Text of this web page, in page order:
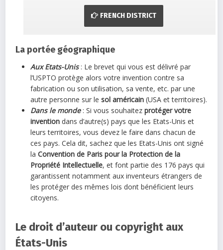
FRENCH DISTRICT
La portée géographique
Aux Etats-Unis : Le brevet qui vous est délivré par
l’USPTO protège alors votre invention contre sa
fabrication ou son utilisation, sa vente, etc. par une
autre personne sur lesol américain (USA et territoires).
Dans le monde: Si vous souhaitezprotéger votre
invention dans d’autre(s) pays que les Etats-Unis et
leurs territoires, vous devez le faire dans chacun de
ces pays. Cela dit, sachez que les Etats-Unis ont signé
laConvention de Paris pour la Protection de la
Propriété Intellectuelle, et font partie des 176 pays qui
garantissent notamment aux inventeurs étrangers de
les protéger des mêmes lois dont bénéficient leurs
citoyens.
Le droit d’auteur ou copyright aux
États-Unis